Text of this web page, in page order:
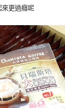
來更過癮呢